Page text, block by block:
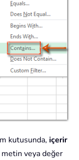
kutusunda, içerir
veya değer